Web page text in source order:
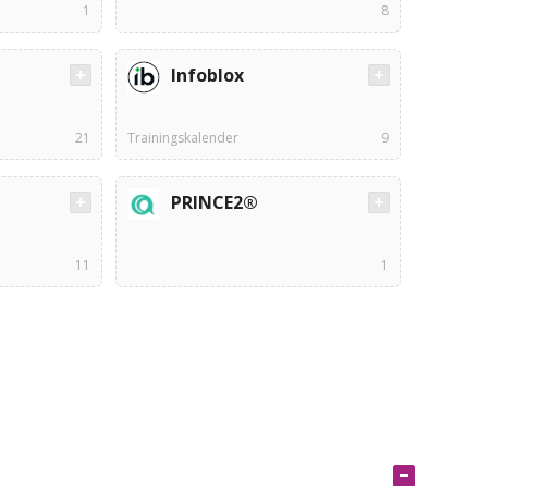
1 8
21
Infoblox
Trainingskalender 9
11
PRINCE2®
1